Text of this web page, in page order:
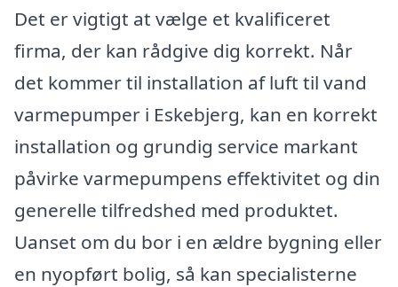
Det er vigtigt at vælge et kvalificeret
firma, der kan rådgive dig korrekt. Når
det kommer til installation af luft til vand
varmepumper i Eskebjerg, kan en korrekt
installation og grundig service markant
påvirke varmepumpens effektivitet og din
generelle tilfredshed med produktet.
Uanset om du bor i en ældre bygning eller
en nyopført bolig, så kan specialisterne